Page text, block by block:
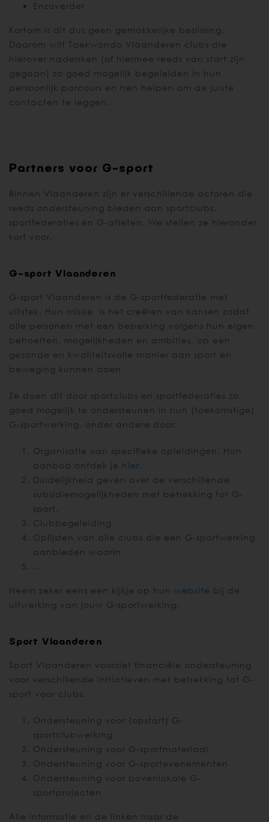
Enzoverder
Kortom is dit dus geen gemakkelijke beslissing.
Daarom wilt Taekwondo Vlaanderen clubs die
hierover nadenken (of hiermee reeds van start zijn
gegaan) zo goed mogelijk begeleiden in hun
persoonlijk parcours en hen helpen om de juiste
contacten te leggen.
Partners voor G-sport
Binnen Vlaanderen zijn er verschillende actoren die
reeds ondersteuning bieden aan sportclubs,
sportfederaties én G-atleten. We stellen ze hieronder
kort voor.
G-sport Vlaanderen
G-sport Vlaanderen is de G-sportfederatie met
uitstek. Hun missie is het creëren van kansen zodat
alle personen met een beperking volgens hun eigen
behoeften, mogelijkheden en ambities, op een
gezonde en kwaliteitsvolle manier aan sport en
beweging kunnen doen.
Ze doen dit door sportclubs en sportfederaties zo
goed mogelijk te ondersteunen in hun (toekomstige)
G-sportwerking, onder andere door:
Organisatie van specifieke opleidingen. Hun
aanbod ontdek je hier
Duidelijkheid geven over de verschillende
subsidiemogelijkheden met betrekking tot G-
sport.
Clubbegeleiding
Oplijsten van alle clubs die een G-sportwerking
aanbieden waarin
…
Neem zeker eens een kijkje op hun website bij de
uitwerking van jouw G-sportwerking.
Sport Vlaanderen
Sport Vlaanderen voorziet financiële ondersteuning
voor verschillende initiatieven met betrekking tot G-
sport voor clubs.
Ondersteuning voor (opstart) G-
sportclubwerking
Ondersteuning voor G-sportmateriaal
Ondersteuning voor G-sportevenementen
Ondersteuning voor bovenlokale G-
sportprojecten
Alle informatie en de linken naar de